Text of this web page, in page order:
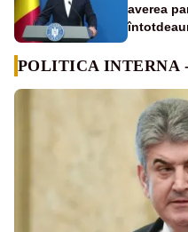
averea
POLITICA INTERNA